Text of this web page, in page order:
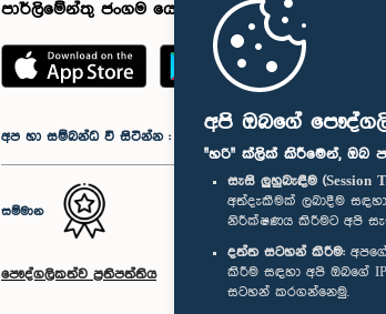
අපි ඔබගේ
"හරි" ක්ලික් කිරීමෙන්, ඔබ
සැසි ලුහුබැඳීම (Session
අත්දැකීමක් ලබාදීම
නිරීක්ෂණය කිරීමට අපි
දත්ත සටහන් කිරීම:
කිරීම සඳහා අපි ඔබගේ
සටහන් කරගන්නෙමු.
පාර්ලිමේන්තු ජංගම යෙදුම
අප හා සම්බන්ධ වී සිටින්න :
සම්මාන
පෞද්ගලිකත්ව ප්‍රතිපත්තිය